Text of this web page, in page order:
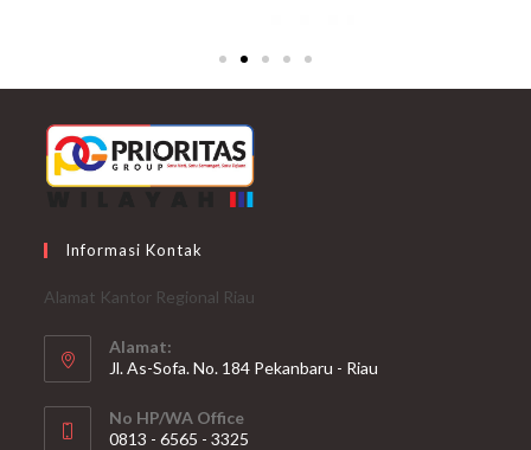
Informasi Kontak
Alamat Kantor Regional Riau
Alamat:
Jl. As-Sofa. No. 184 Pekanbaru - Riau
No HP/WA Office
0813 - 6565 - 3325